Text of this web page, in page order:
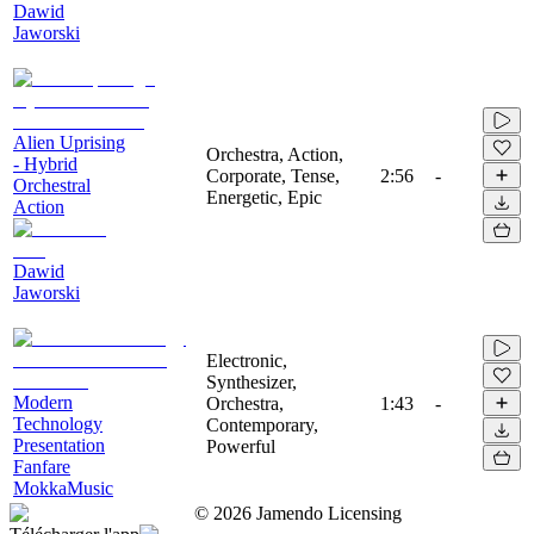
Dawid
Jaworski
Alien Uprising
- Hybrid
Orchestral
Action
Dawid
Jaworski
Orchestra, Action,
Corporate, Tense,
Energetic, Epic
2:56 -
Modern
Technology
Presentation
Fanfare
MokkaMusic
Electronic,
Synthesizer,
Orchestra,
Contemporary,
Powerful
1:43 -
© 2026 Jamendo Licensing